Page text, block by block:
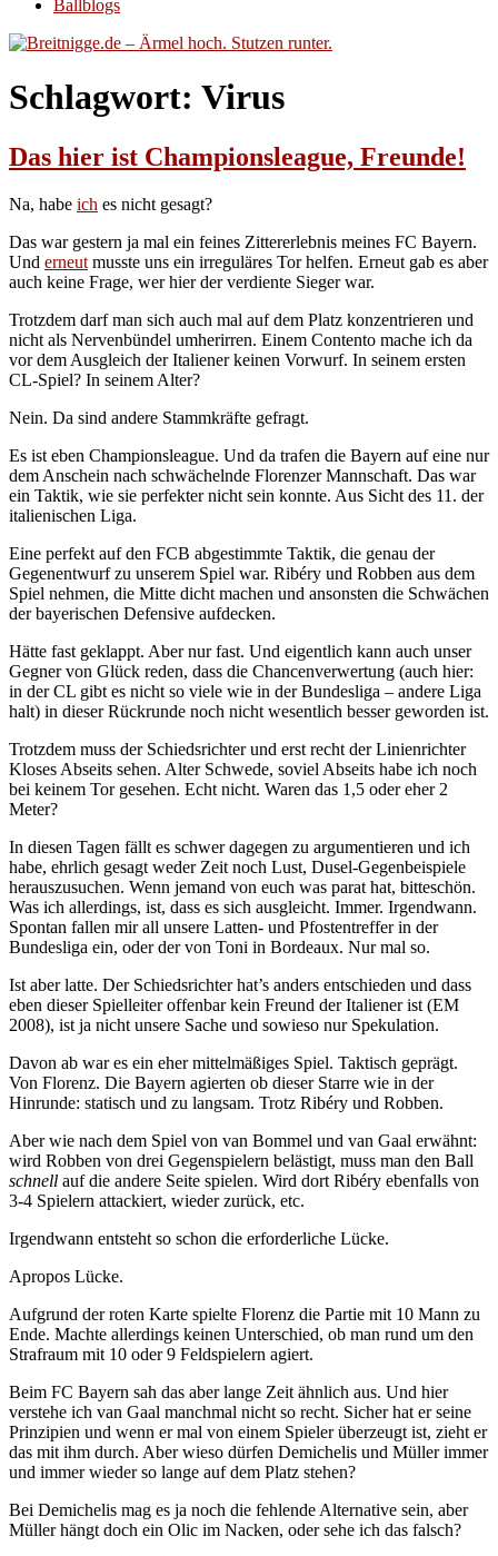
Ballblogs
Schlagwort: Virus
Das hier ist Championsleague, Freunde!
Na, habe ich es nicht gesagt?
Das war gestern ja mal ein feines Zittererlebnis meines FC Bayern.
Und erneut musste uns ein irreguläres Tor helfen. Erneut gab es aber
auch keine Frage, wer hier der verdiente Sieger war.
Trotzdem darf man sich auch mal auf dem Platz konzentrieren und
nicht als Nervenbündel umherirren. Einem Contento mache ich da
vor dem Ausgleich der Italiener keinen Vorwurf. In seinem ersten
CL-Spiel? In seinem Alter?
Nein. Da sind andere Stammkräfte gefragt.
Es ist eben Championsleague. Und da trafen die Bayern auf eine nur
dem Anschein nach schwächelnde Florenzer Mannschaft. Das war
ein Taktik, wie sie perfekter nicht sein konnte. Aus Sicht des 11. der
italienischen Liga.
Eine perfekt auf den FCB abgestimmte Taktik, die genau der
Gegenentwurf zu unserem Spiel war. Ribéry und Robben aus dem
Spiel nehmen, die Mitte dicht machen und ansonsten die Schwächen
der bayerischen Defensive aufdecken.
Hätte fast geklappt. Aber nur fast. Und eigentlich kann auch unser
Gegner von Glück reden, dass die Chancenverwertung (auch hier:
in der CL gibt es nicht so viele wie in der Bundesliga – andere Liga
halt) in dieser Rückrunde noch nicht wesentlich besser geworden ist.
Trotzdem muss der Schiedsrichter und erst recht der Linienrichter
Kloses Abseits sehen. Alter Schwede, soviel Abseits habe ich noch
bei keinem Tor gesehen. Echt nicht. Waren das 1,5 oder eher 2
Meter?
In diesen Tagen fällt es schwer dagegen zu argumentieren und ich
habe, ehrlich gesagt weder Zeit noch Lust, Dusel-Gegenbeispiele
herauszusuchen. Wenn jemand von euch was parat hat, bitteschön.
Was ich allerdings, ist, dass es sich ausgleicht. Immer. Irgendwann.
Spontan fallen mir all unsere Latten- und Pfostentreffer in der
Bundesliga ein, oder der von Toni in Bordeaux. Nur mal so.
Ist aber latte. Der Schiedsrichter hat’s anders entschieden und dass
eben dieser Spielleiter offenbar kein Freund der Italiener ist (EM
2008), ist ja nicht unsere Sache und sowieso nur Spekulation.
Davon ab war es ein eher mittelmäßiges Spiel. Taktisch geprägt.
Von Florenz. Die Bayern agierten ob dieser Starre wie in der
Hinrunde: statisch und zu langsam. Trotz Ribéry und Robben.
Aber wie nach dem Spiel von van Bommel und van Gaal erwähnt:
wird Robben von drei Gegenspielern belästigt, muss man den Ball
schnell auf die andere Seite spielen. Wird dort Ribéry ebenfalls von
3-4 Spielern attackiert, wieder zurück, etc.
Irgendwann entsteht so schon die erforderliche Lücke.
Apropos Lücke.
Aufgrund der roten Karte spielte Florenz die Partie mit 10 Mann zu
Ende. Machte allerdings keinen Unterschied, ob man rund um den
Strafraum mit 10 oder 9 Feldspielern agiert.
Beim FC Bayern sah das aber lange Zeit ähnlich aus. Und hier
verstehe ich van Gaal manchmal nicht so recht. Sicher hat er seine
Prinzipien und wenn er mal von einem Spieler überzeugt ist, zieht er
das mit ihm durch. Aber wieso dürfen Demichelis und Müller immer
und immer wieder so lange auf dem Platz stehen?
Bei Demichelis mag es ja noch die fehlende Alternative sein, aber
Müller hängt doch ein Olic im Nacken, oder sehe ich das falsch?